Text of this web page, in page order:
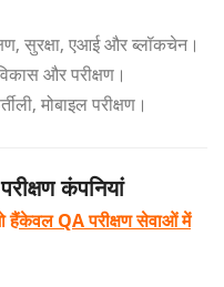
सुरक्षा, एआई और ब्लॉकचेन।
और परीक्षण।
मोबाइल परीक्षण।
कंपनियां
हैंकेवल QA परीक्षण सेवाओं में